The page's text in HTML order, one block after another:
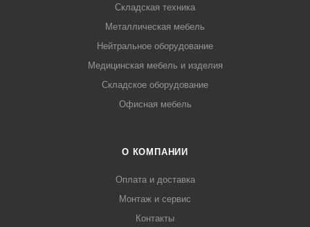
Складская техника
Металлическая мебель
Нейтральное оборудование
Медицинская мебель и изделия
Складское оборудование
Офисная мебель
О КОМПАНИИ
Оплата и доставка
Монтаж и сервис
Контакты